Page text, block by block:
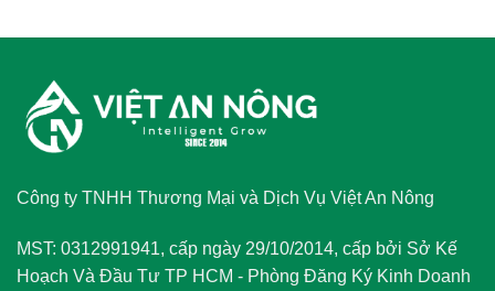
Công ty TNHH Thương Mại và Dịch Vụ Việt An Nông
MST: 0312991941, cấp ngày 29/10/2014, cấp bởi Sở Kế
Hoạch Và Đầu Tư TP HCM - Phòng Đăng Ký Kinh Doanh